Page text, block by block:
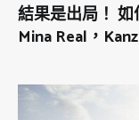
結果是出局！
Mina Real，